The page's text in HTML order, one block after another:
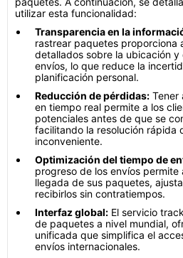
utilizar esta funcionalidad:
Transparencia en la
rastrear paquetes proporciona
detallados sobre la ubicación
envíos, lo que reduce la
planificación personal.
Reducción de pérdidas: Tener
en tiempo real permite a los
potenciales antes de que se
facilitando la resolución rápida
inconveniente.
Optimización del tiempo de
progreso de los envíos permite
llegada de sus paquetes,
recibirlos sin contratiempos.
Interfaz global: El servicio
de paquetes a nivel mundial,
unificada que simplifica el
envíos internacionales.